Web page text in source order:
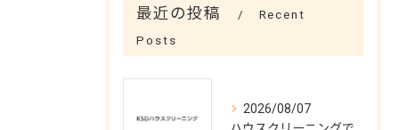
最近の投稿
Recent
Posts
2026/08/07